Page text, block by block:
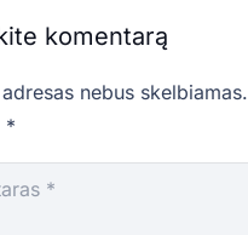
komentarą
nebus skelbiamas.
*